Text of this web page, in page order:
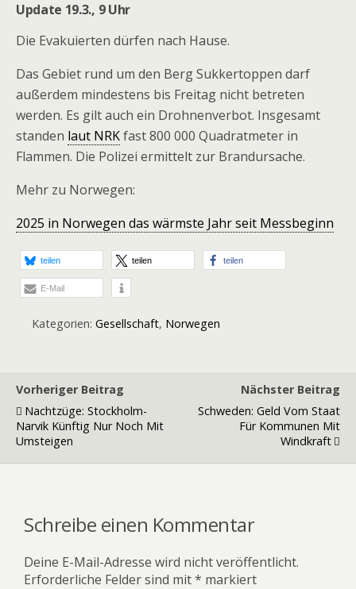
Update 19.3., 9 Uhr
Die Evakuierten dürfen nach Hause.
Das Gebiet rund um den Berg Sukkertoppen darf
außerdem mindestens bis Freitag nicht betreten
werden. Es gilt auch ein Drohnenverbot. Insgesamt
standen laut NRKfast 800 000 Quadratmeter in
Flammen. Die Polizei ermittelt zur Brandursache.
Mehr zu Norwegen:
2025 in Norwegen das wärmste Jahr seit Messbeginn
teilen teilen teilen
E-Mail
Kategorien: Gesellschaft, Norwegen
Vorheriger Beitrag
Nachtzüge: Stockholm-
Narvik Künftig Nur Noch Mit
Umsteigen
Nächster Beitrag
Schweden: Geld Vom Staat
Für Kommunen Mit
Windkraft
Schreibe einen Kommentar
Deine E-Mail-Adresse wird nicht veröffentlicht.
Erforderliche Felder sind mit* markiert